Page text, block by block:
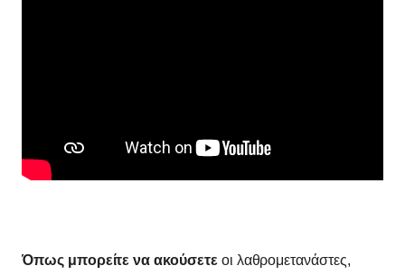
Όπως μπορείτε να ακούσετε οι λαθρομετανάστες,